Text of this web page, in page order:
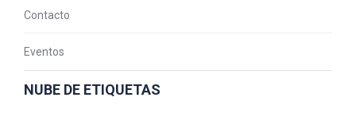
Contacto
Eventos
NUBE DE ETIQUETAS